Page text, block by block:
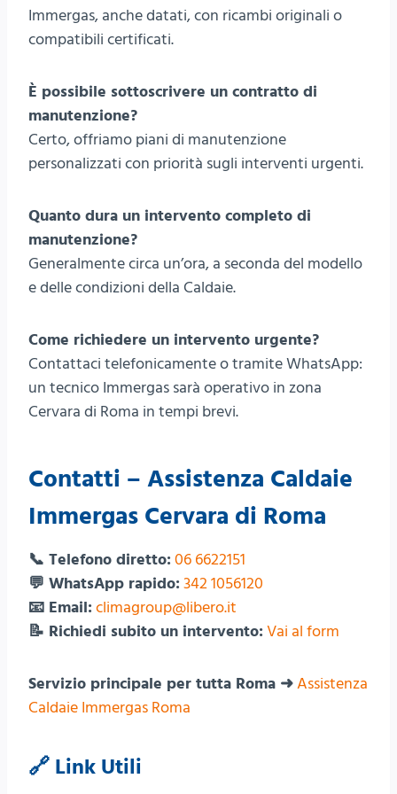
Immergas, anche datati, con ricambi originali o
compatibili certificati.
È possibile sottoscrivere un contratto di
manutenzione?
Certo, offriamo piani di manutenzione
personalizzati con priorità sugli interventi urgenti.
Quanto dura un intervento completo di
manutenzione?
Generalmente circa un’ora, a seconda del modello
e delle condizioni della Caldaie.
Come richiedere un intervento urgente?
Contattaci telefonicamente o tramite WhatsApp:
un tecnico Immergas sarà operativo in zona
Cervara di Roma in tempi brevi.
Contatti – Assistenza Caldaie
Immergas Cervara di Roma
📞 Telefono diretto: 06 6622151
💬 WhatsApp rapido: 342 1056120
📧 Email: climagroup@libero.it
📝 Richiedi subito un intervento: Vai al form
Servizio principale per tutta Roma ➜Assistenza
Caldaie Immergas Roma
🔗 Link Utili